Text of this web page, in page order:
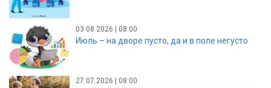
03.08.2026 | 08:00
Июль – на дворе пусто, да и в поле негусто
27.07.2026 | 08:00